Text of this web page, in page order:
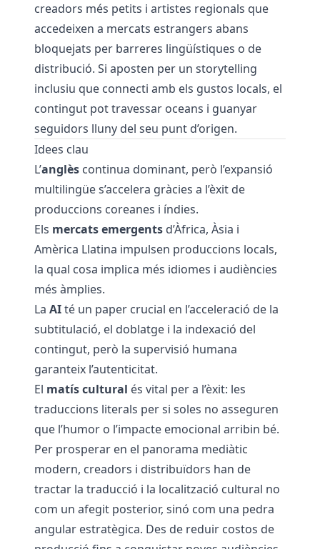
creadors més petits i artistes regionals que
accedeixen a mercats estrangers abans
bloquejats per barreres lingüístiques o de
distribució. Si aposten per un storytelling
inclusiu que connecti amb els gustos locals, el
contingut pot travessar oceans i guanyar
seguidors lluny del seu punt d’origen.
Idees clau
L’anglès continua dominant, però l’expansió
multilingüe s’accelera gràcies a l’èxit de
produccions coreanes i índies.
Els mercats emergents d’Àfrica, Àsia i
Amèrica Llatina impulsen produccions locals,
la qual cosa implica més idiomes i audiències
més àmplies.
La AIté un paper crucial en l’acceleració de la
subtitulació, el doblatge i la indexació del
contingut, però la supervisió humana
garanteix l’autenticitat.
El matís cultural és vital per a l’èxit: les
traduccions literals per si soles no asseguren
que l’humor o l’impacte emocional arribin bé.
Per prosperar en el panorama mediàtic
modern, creadors i distribuïdors han de
tractar la traducció i la localització cultural no
com un afegit posterior, sinó com una pedra
angular estratègica. Des de reduir costos de